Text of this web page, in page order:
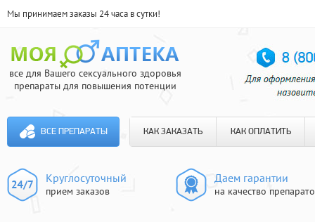
Мы принимаем заказы 24 часа в сутки!
все для Вашего сексуального здоровья
препараты для повышения потенции
ВСЕ ПРЕПАРАТЫ КАК ЗАКАЗАТЬ КАК ОПЛАТИТЬ
Круглосуточный
прием заказов
Даем гарантии
на качество